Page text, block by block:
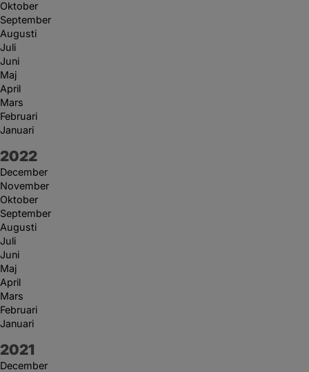
Oktober
September
Augusti
Juli
Juni
Maj
April
Mars
Februari
Januari
År:
2022
December
November
Oktober
September
Augusti
Juli
Juni
Maj
April
Mars
Februari
Januari
År:
2021
December